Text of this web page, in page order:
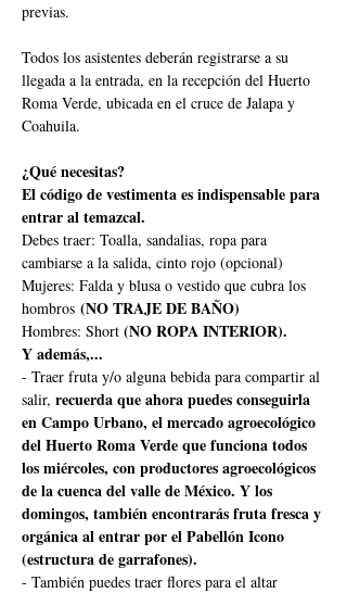
previas.
Todos los asistentes deberán registrarse a su
llegada a la entrada, en la recepción del Huerto
Roma Verde, ubicada en el cruce de Jalapa y
Coahuila.
¿Qué necesitas?
El código de vestimenta es indispensable para
entrar al temazcal.
Debes traer: Toalla, sandalias, ropa para
cambiarse a la salida, cinto rojo (opcional)
Mujeres: Falda y blusa o vestido que cubra los
hombros (NO TRAJE DE BAÑO)
Hombres: Short (NO ROPA INTERIOR).
Y además,...
- Traer fruta y/o alguna bebida para compartir al
salir, recuerda que ahora puedes conseguirla
en Campo Urbano, el mercado agroecológico
del Huerto Roma Verde que funciona todos
los miércoles, con productores agroecológicos
de la cuenca del valle de México. Y los
domingos, también encontrarás fruta fresca y
orgánica al entrar por el Pabellón Icono
(estructura de garrafones).
- También puedes traer flores para el altar